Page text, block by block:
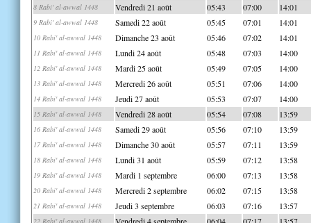
8 Rabi' al-awwal 1448 Vendredi 21 août 05:43 07:00 14:01
9 Rabi' al-awwal 1448 Samedi 22 août 05:45 07:01 14:01
10 Rabi' al-awwal 1448 Dimanche 23 août 05:46 07:02 14:01
11 Rabi' al-awwal 1448 Lundi 24 août 05:48 07:03 14:00
12 Rabi' al-awwal 1448 Mardi 25 août 05:49 07:05 14:00
13 Rabi' al-awwal 1448 Mercredi 26 août 05:51 07:06 14:00
14 Rabi' al-awwal 1448 Jeudi 27 août 05:53 07:07 14:00
15 Rabi' al-awwal 1448 Vendredi 28 août 05:54 07:08 13:59
16 Rabi' al-awwal 1448 Samedi 29 août 05:56 07:10 13:59
17 Rabi' al-awwal 1448 Dimanche 30 août 05:57 07:11 13:59
18 Rabi' al-awwal 1448 Lundi 31 août 05:59 07:12 13:58
19 Rabi' al-awwal 1448 Mardi 1 septembre 06:00 07:13 13:58
20 Rabi' al-awwal 1448 Mercredi 2 septembre 06:02 07:15 13:58
21 Rabi' al-awwal 1448 Jeudi 3 septembre 06:03 07:16 13:57
22 Rabi' al-awwal 1448